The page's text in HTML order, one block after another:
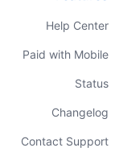
Help Center
Paid with Mobile
Status
Changelog
Contact Support